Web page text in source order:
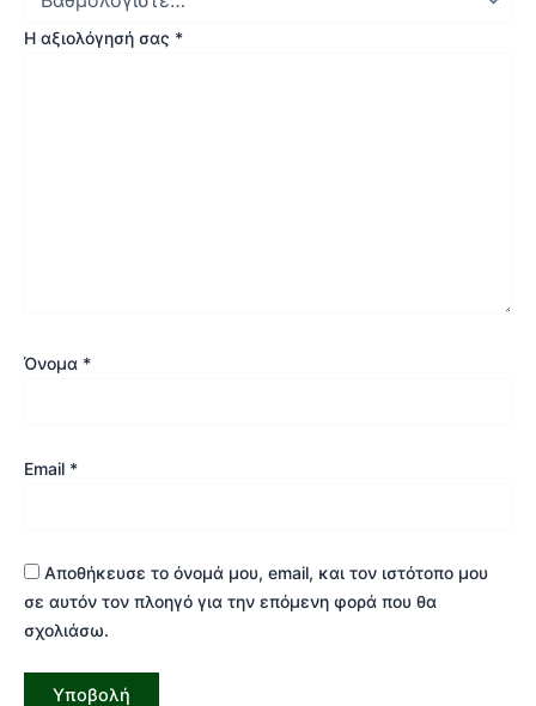
Η αξιολόγησή σας *
Όνομα *
Email *
Αποθήκευσε το όνομά μου, email, και τον ιστότοπο μου
σε αυτόν τον πλοηγό για την επόμενη φορά που θα
σχολιάσω.